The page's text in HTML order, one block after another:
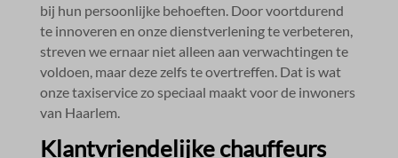
bij hun persoonlijke behoeften.​ Door voortdurend
te innoveren en onze dienstverlening te verbeteren,
streven we ernaar niet alleen aan verwachtingen te
voldoen, maar deze zelfs te overtreffen.​ Dat is wat
onze taxiservice zo speciaal maakt voor de inwoners
van Haarlem.​
Klantvriendelijke chauffeurs